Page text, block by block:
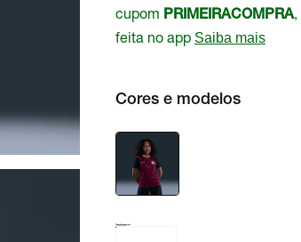
cupom PRIMEIRACOMPRA
feita no app Saiba mais
Cores e modelos